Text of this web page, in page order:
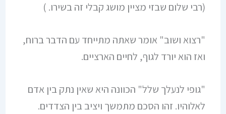
(רבי שלום שבזי מציין מושג קבלי זה בשירו. )
"רצוא ושוב" אומר שאתה מתייחד עם הדבר ברוח,
ואז הוא יורד לגוף, לחיים הארציים.
"גופי לנעלך שלל" הכוונה היא שאין נתק בין אדם
לאלוהיו. זהו הסכם מתמשך ויציב בין הצדדים.